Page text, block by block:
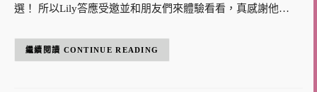
選！ 所以Lily答應受邀並和朋友們來體驗看看，真感謝他…
CONTINUE READING